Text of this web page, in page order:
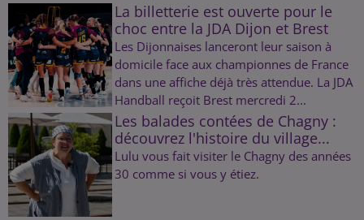
La billetterie est ouverte pour le
choc entre la JDA Dijon et Brest
Les Dijonnaises lanceront leur saison à
domicile face aux championnes de France
dans une affiche déjà très attendue. La JDA
Handball reçoit Brest mercredi 2...
Les balades contées de Chagny :
découvrez l'histoire du village...
Lulu vous fait visiter le Chagny des années
30 comme si vous y étiez.